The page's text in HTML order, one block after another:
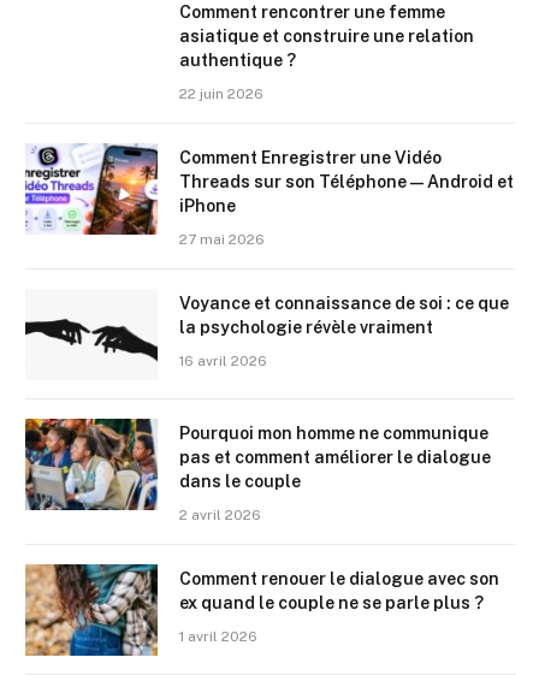
Comment rencontrer une femme
asiatique et construire une relation
authentique ?
22 juin 2026
Comment Enregistrer une Vidéo
Threads sur son Téléphone — Android et
iPhone
27 mai 2026
Voyance et connaissance de soi : ce que
la psychologie révèle vraiment
16 avril 2026
Pourquoi mon homme ne communique
pas et comment améliorer le dialogue
dans le couple
2 avril 2026
Comment renouer le dialogue avec son
ex quand le couple ne se parle plus ?
1 avril 2026